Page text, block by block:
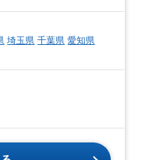
埼玉県 千葉県 愛知県